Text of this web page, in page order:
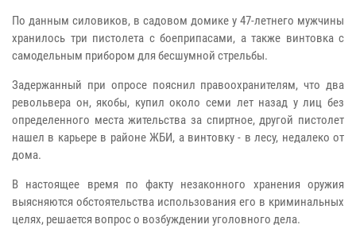
По данным силовиков, в садовом домике у 47-летнего мужчины
хранилось три пистолета с боеприпасами, а также винтовка с
самодельным прибором для бесшумной стрельбы.
Задержанный при опросе пояснил правоохранителям, что два
револьвера он, якобы, купил около семи лет назад у лиц без
определенного места жительства за спиртное, другой пистолет
нашел в карьере в районе ЖБИ, а винтовку - в лесу, недалеко от
дома.
В настоящее время по факту незаконного хранения оружия
выясняются обстоятельства использования его в криминальных
целях, решается вопрос о возбуждении уголовного дела.